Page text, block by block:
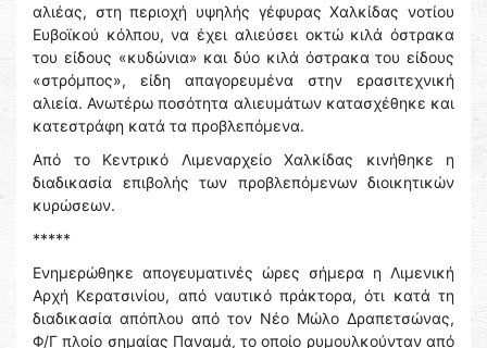
αλιέας, στη περιοχή υψηλής γέφυρας Χαλκίδας νοτίου
Ευβοϊκού κόλπου, να έχει αλιεύσει οκτώ κιλά όστρακα
του είδους «κυδώνια» και δύο κιλά όστρακα του είδους
«στρόμπος», είδη απαγορευμένα στην ερασιτεχνική
αλιεία. Ανωτέρω ποσότητα αλιευμάτων κατασχέθηκε και
κατεστράφη κατά τα προβλεπόμενα.
Από το Κεντρικό Λιμεναρχείο Χαλκίδας κινήθηκε η
διαδικασία επιβολής των προβλεπόμενων διοικητικών
κυρώσεων.
*****
Ενημερώθηκε απογευματινές ώρες σήμερα η Λιμενική
Αρχή Κερατσινίου, από ναυτικό πράκτορα, ότι κατά τη
διαδικασία απόπλου από τον Νέο Μώλο Δραπετσώνας,
Φ/Γ πλοίο σημαίας Παναμά, το οποίο ρυμουλκούνταν από